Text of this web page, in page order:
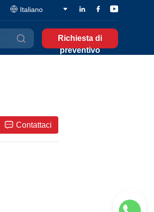
Italiano
Richiesta di
preventivo
Contattaci